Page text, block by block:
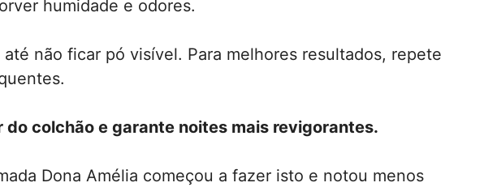
humidade e odores.
não ficar pó visível. Para melhores resultados, repete
colchão e garante noites mais revigorantes.
Dona Amélia começou a fazer isto e notou menos